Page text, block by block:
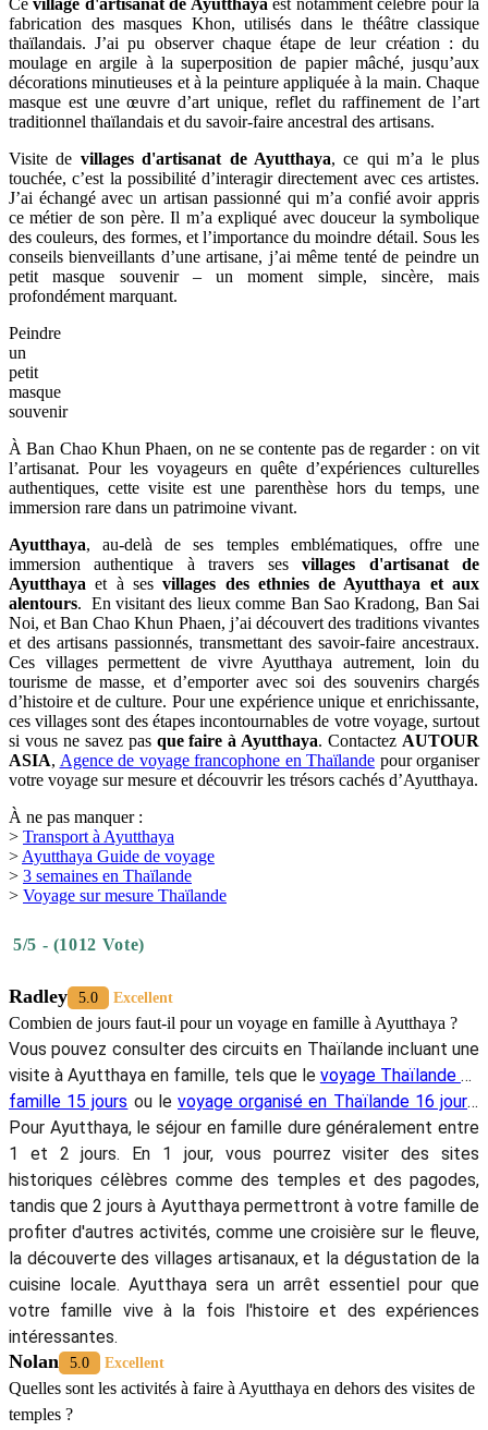
Cevillage d'artisanat de Ayutthaya est notamment célèbre pour la
fabrication des masques Khon, utilisés dans le théâtre classique
thaïlandais. J’ai pu observer chaque étape de leur création : du
moulage en argile à la superposition de papier mâché, jusqu’aux
décorations minutieuses et à la peinture appliquée à la main. Chaque
masque est une œuvre d’art unique, reflet du raffinement de l’art
traditionnel thaïlandais et du savoir-faire ancestral des artisans.
Visite de villages d'artisanat de Ayutthaya, ce qui m’a le plus
touchée, c’est la possibilité d’interagir directement avec ces artistes.
J’ai échangé avec un artisan passionné qui m’a confié avoir appris
ce métier de son père. Il m’a expliqué avec douceur la symbolique
des couleurs, des formes, et l’importance du moindre détail. Sous les
conseils bienveillants d’une artisane, j’ai même tenté de peindre un
petit masque souvenir – un moment simple, sincère, mais
profondément marquant.
Peindre
un
petit
masque
souvenir
À Ban Chao Khun Phaen, on ne se contente pas de regarder : on vit
l’artisanat. Pour les voyageurs en quête d’expériences culturelles
immersion rare dans un patrimoine vivant.
Ayutthaya, au-delà de ses temples emblématiques, offre une
immersion authentique à travers ses
Ayutthayaet à sesvillages des ethnies de Ayutthaya et aux
Noi, et Ban Chao Khun Phaen, j’ai découvert des traditions vivantes
et des artisans passionnés, transmettant des savoir-faire ancestraux.
tourisme de masse, et d’emporter avec soi des souvenirs chargés
d’histoire et de culture. Pour une expérience unique et enrichissante,
ces villages sont des étapes incontournables de votre voyage, surtout
si vous ne savez pasque faire à Ayutthaya . ContactezAUTOUR
ASIA ,Agence de voyage francophone en Thaïlandepour organiser
votre voyage sur mesure et découvrir les trésors cachés d’Ayutthaya.
À ne pas manquer :
>
Transport à Ayutthaya
>
Ayutthaya Guide de voyage
>3 semaines en Thaïlande
>Voyage sur mesure Thaïlande
5/5 - (1012 Vote)
Radley 5.0 Excellent
Combien de jours faut-il pour un voyage en famille à Ayutthaya ?
Vous pouvez consulter des circuits en Thaïlande incluant une
visite à Ayutthaya en famille, tels que levoyage Thaïlande en
famille 15 jours